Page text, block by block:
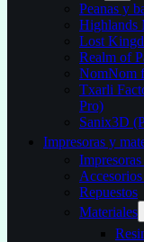
Peanas y
Highlands
Lost
Realm of
NomNom
Txarli
Pro)
Sanix3D
Impresoras y
Repuestos
Materiales